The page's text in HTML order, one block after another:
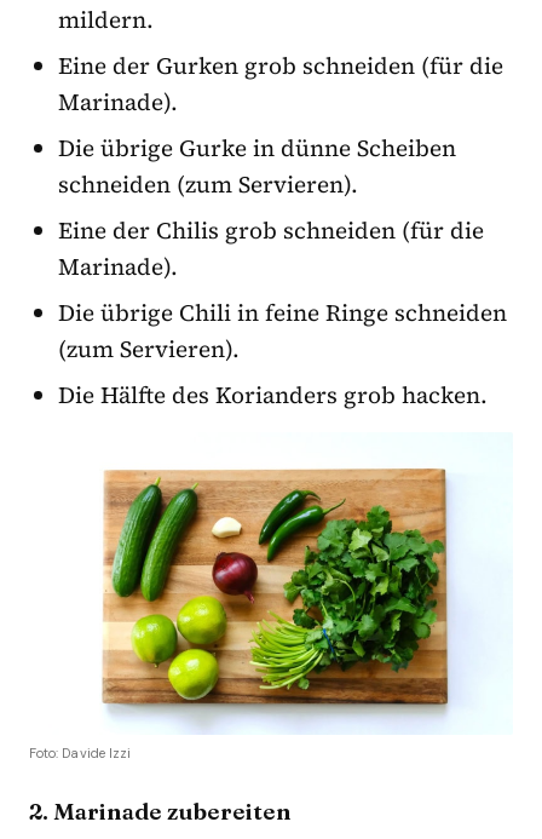
mildern.
Eine der Gurken grob schneiden (für die
Marinade).
Die übrige Gurke in dünne Scheiben
schneiden (zum Servieren).
Eine der Chilis grob schneiden (für die
Marinade).
Die übrige Chili in feine Ringe schneiden
(zum Servieren).
Die Hälfte des Korianders grob hacken.
Foto: Davide Izzi
2. Marinade zubereiten